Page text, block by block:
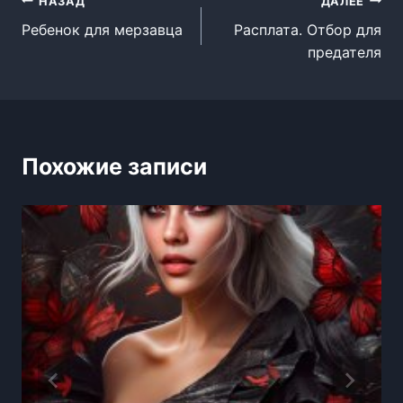
по
Ребенок для мерзавца
Расплата. Отбор для
предателя
Похожие записи